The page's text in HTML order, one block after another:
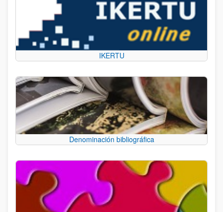
IKERTU
Denominación bibliográfica